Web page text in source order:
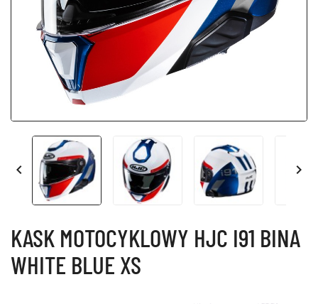
 
KASK MOTOCYKLOWY HJC I91 BINA
WHITE BLUE XS